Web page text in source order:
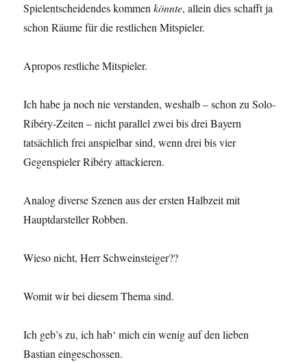
Spielentscheidendes kommenkönnte, allein dies schafft ja
schon Räume für die restlichen Mitspieler.
Apropos restliche Mitspieler.
Ich habe ja noch nie verstanden, weshalb – schon zu Solo-
Ribéry-Zeiten – nicht parallel zwei bis drei Bayern
tatsächlich frei anspielbar sind, wenn drei bis vier
Gegenspieler Ribéry attackieren.
Analog diverse Szenen aus der ersten Halbzeit mit
Hauptdarsteller Robben.
Wieso nicht, Herr Schweinsteiger??
Womit wir bei diesem Thema sind.
Ich geb’s zu, ich hab‘ mich ein wenig auf den lieben
Bastian eingeschossen.